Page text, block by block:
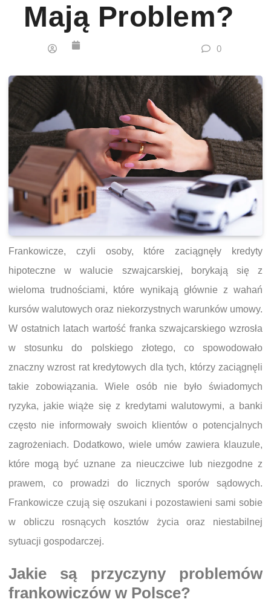
Mają Problem?
0
Frankowicze, czyli osoby, które zaciągnęły kredyty
hipoteczne w walucie szwajcarskiej, borykają się z
wieloma trudnościami, które wynikają głównie z wahań
kursów walutowych oraz niekorzystnych warunków umowy.
W ostatnich latach wartość franka szwajcarskiego wzrosła
w stosunku do polskiego złotego, co spowodowało
znaczny wzrost rat kredytowych dla tych, którzy zaciągnęli
takie zobowiązania. Wiele osób nie było świadomych
ryzyka, jakie wiąże się z kredytami walutowymi, a banki
często nie informowały swoich klientów o potencjalnych
zagrożeniach. Dodatkowo, wiele umów zawiera klauzule,
które mogą być uznane za nieuczciwe lub niezgodne z
prawem, co prowadzi do licznych sporów sądowych.
Frankowicze czują się oszukani i pozostawieni sami sobie
w obliczu rosnących kosztów życia oraz niestabilnej
sytuacji gospodarczej.
Jakie są przyczyny problemów
frankowiczów w Polsce?